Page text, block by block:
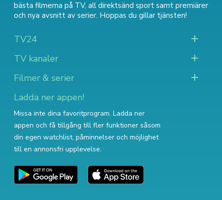
bästa filmerna på TV, all direktsänd sport samt premiärer
och nya avsnitt av serier. Hoppas du gillar tjänsten!
TV24
TV kanaler
Filmer & serier
Ladda ner appen!
Missa inte dina favoritprogram. Ladda ner
appen och få tillgång till fler funktioner såsom
din egen watchlist, påminnelser och möjlighet
till en annonsfri upplevelse.